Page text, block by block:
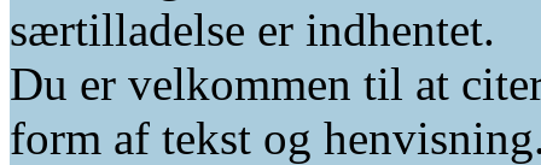
særtilladelse er indhentet.
Du er velkommen til at
form af tekst og